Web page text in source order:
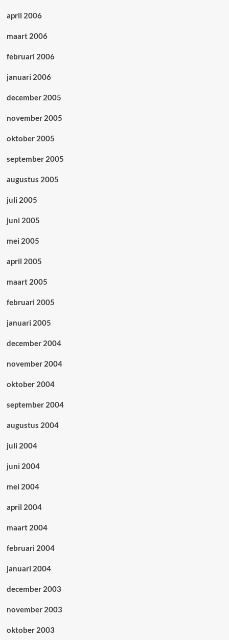
april 2006
maart 2006
februari 2006
januari 2006
december 2005
november 2005
oktober 2005
september 2005
augustus 2005
juli 2005
juni 2005
mei 2005
april 2005
maart 2005
februari 2005
januari 2005
december 2004
november 2004
oktober 2004
september 2004
augustus 2004
juli 2004
juni 2004
mei 2004
april 2004
maart 2004
februari 2004
januari 2004
december 2003
november 2003
oktober 2003